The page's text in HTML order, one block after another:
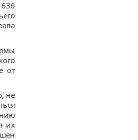
от
не
их